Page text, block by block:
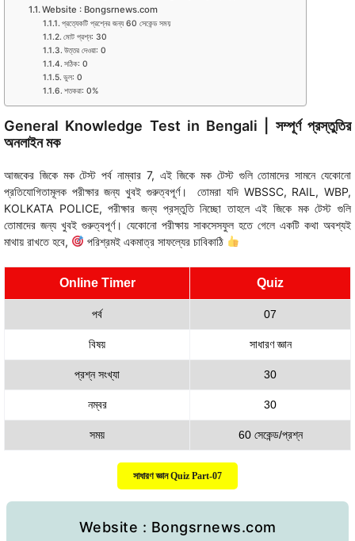
Website : Bongsrnews.com
প্রত্যেকটি প্রশ্নের জন্য 60 সেকেন্ড সময়
মোট প্রশ্ন: 30
উত্তর দেওয়া: 0
সঠিক: 0
ভুল: 0
শতকরা: 0%
General Knowledge Test in Bengali | সম্পূর্ণ প্রস্তুতির
অনলাইন মক
আজকের জিকে মক টেস্ট পর্ব নাম্বার 7, এই জিকে মক টেস্ট গুলি তোমাদের সামনে যেকোনো
প্রতিযোগিতামূলক পরীক্ষার জন্য খুবই গুরুত্বপূর্ণ। তোমরা যদি WBSSC, RAIL, WBP,
KOLKATA POLICE, পরীক্ষার জন্য প্রস্তুতি নিচ্ছো তাহলে এই জিকে মক টেস্ট গুলি
তোমাদের জন্য খুবই গুরুত্বপূর্ণ। যেকোনো পরীক্ষায় সাকসেসফুল হতে গেলে একটি কথা অবশ্যই
মাথায় রাখতে হবে,
পরিশ্রমই একমাত্র সাফল্যের চাবিকাঠি
Online Timer Quiz
পর্ব 07
বিষয় সাধারণ জ্ঞান
প্রশ্ন সংখ্যা 30
নম্বর 30
সময় 60 সেকেন্ড/প্রশ্ন
সাধারণ জ্ঞান Quiz Part-07
Website : Bongsrnews.com